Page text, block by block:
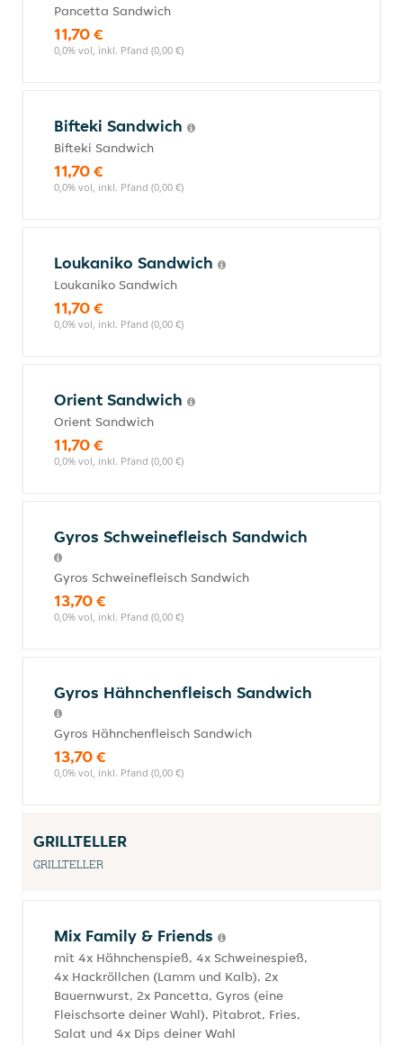
Pancetta Sandwich
11,70 €
0,0% vol, inkl. Pfand (0,00 €)
Bifteki Sandwich
Bifteki Sandwich
11,70 €
0,0% vol, inkl. Pfand (0,00 €)
Loukaniko Sandwich
Loukaniko Sandwich
11,70 €
0,0% vol, inkl. Pfand (0,00 €)
Orient Sandwich
Orient Sandwich
11,70 €
0,0% vol, inkl. Pfand (0,00 €)
Gyros Schweinefleisch Sandwich
Gyros Schweinefleisch Sandwich
13,70 €
0,0% vol, inkl. Pfand (0,00 €)
Gyros Hähnchenfleisch Sandwich
Gyros Hähnchenfleisch Sandwich
13,70 €
0,0% vol, inkl. Pfand (0,00 €)
GRILLTELLER
GRILLTELLER
Mix Family & Friends
mit 4x Hähnchenspieß, 4x Schweinespieß,
4x Hackröllchen (Lamm und Kalb), 2x
Bauernwurst, 2x Pancetta, Gyros (eine
Fleischsorte deiner Wahl), Pitabrot, Fries,
Salat und 4x Dips deiner Wahl